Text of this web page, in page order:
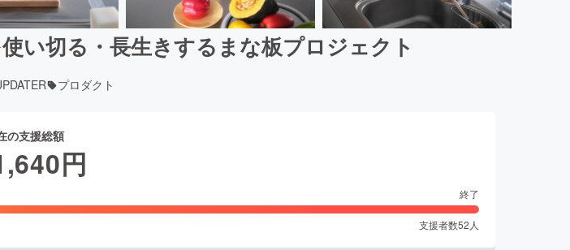
い切る・長生きするまな板プロジェクト
プロダクト
の支援総額
円
終了
支援者数52 人